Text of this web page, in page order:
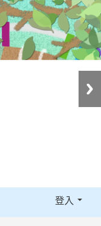
登入